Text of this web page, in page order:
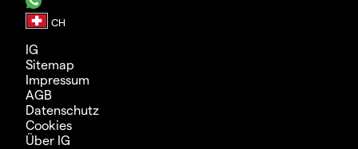
IG
Sitemap
Impressum
AGB
Datenschutz
Cookies
Über IG